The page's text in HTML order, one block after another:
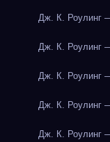
Дж. К. Роулинг
Дж. К. Роулинг
Дж. К. Роулинг
Дж. К. Роулинг
Дж. К. Роулинг